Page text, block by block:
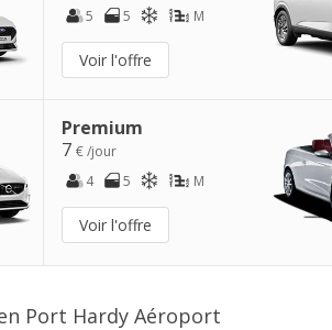
5
5 M
Voir l'offre
Premium
7€ /jour
4
5 M
Voir l'offre
Port Hardy Aéroport